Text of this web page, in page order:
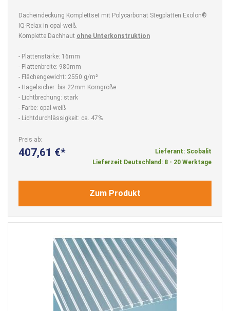
Dacheindeckung Komplettset mit Polycarbonat Stegplatten Exolon®
IQ-Relax in opal-weiß.
Komplette Dachhaut ohne Unterkonstruktion
- Plattenstärke: 16mm
- Plattenbreite: 980mm
- Flächengewicht: 2550 g/m²
- Hagelsicher: bis 22mm Korngröße
- Lichtbrechung: stark
- Farbe: opal-weiß
- Lichtdurchlässigkeit: ca. 47%
Preis ab
407,61 €
Lieferant: Scobalit
Lieferzeit Deutschland: 8 - 20 Werktage
Zum Produkt